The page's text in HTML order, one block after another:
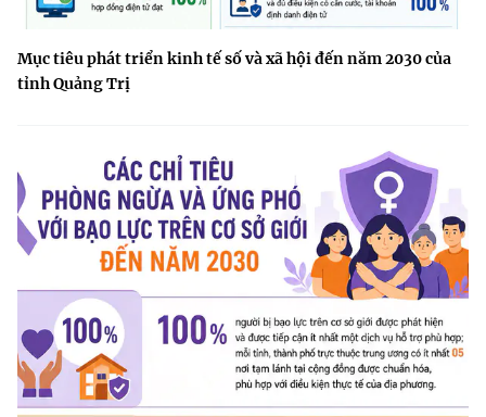
Mục tiêu phát triển kinh tế số và xã hội đến năm 2030 của
tỉnh Quảng Trị